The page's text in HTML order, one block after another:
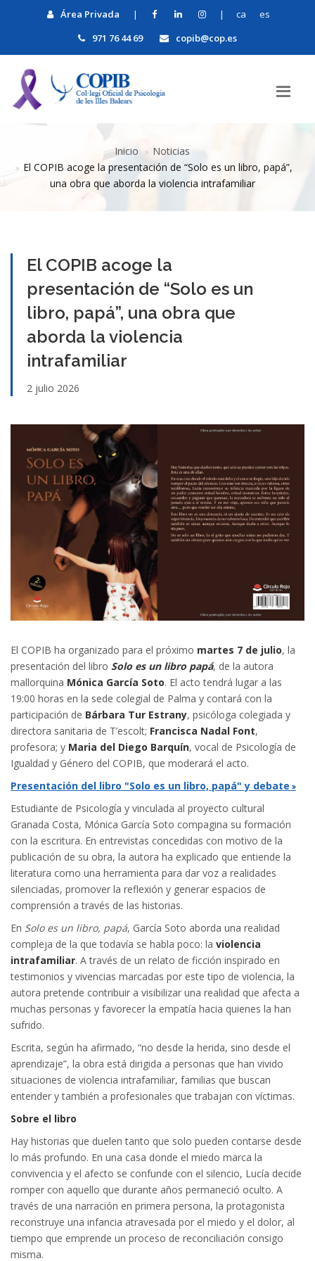
Área Privada | | ca
es
971 76 44 69
copib@cop.es
Inicio
Noticias
​El COPIB acoge la presentación de “Solo es un libro, papá”,
una obra que aborda la violencia intrafamiliar
​El COPIB acoge la
presentación de “Solo es un
libro, papá”, una obra que
aborda la violencia
intrafamiliar
2 julio 2026
El COPIB ha organizado para el próximo martes 7 de julio, la
presentación del libro Solo es un libro papá, de la autora
mallorquina Mónica García Soto. El acto tendrá lugar a las
19:00 horas en la sede colegial de Palma y contará con la
participación de Bárbara Tur Estrany, psicóloga colegiada y
directora sanitaria de T’escolt; Francisca Nadal Font,
profesora; y Maria del Diego Barquín, vocal de Psicología de
Igualdad y Género del COPIB, que moderará el acto.
Presentación del libro "Solo es un libro, papá" y debate
Estudiante de Psicología y vinculada al proyecto cultural
Granada Costa, Mónica García Soto compagina su formación
con la escritura. En entrevistas concedidas con motivo de la
publicación de su obra, la autora ha explicado que entiende la
literatura como una herramienta para dar voz a realidades
silenciadas, promover la reflexión y generar espacios de
comprensión a través de las historias.
En Solo es un libro, papá, García Soto aborda una realidad
compleja de la que todavía se habla poco: la violencia
intrafamiliar. A través de un relato de ficción inspirado en
testimonios y vivencias marcadas por este tipo de violencia, la
autora pretende contribuir a visibilizar una realidad que afecta a
muchas personas y favorecer la empatía hacia quienes la han
sufrido.
Escrita, según ha afirmado, “no desde la herida, sino desde el
aprendizaje”, la obra está dirigida a personas que han vivido
situaciones de violencia intrafamiliar, familias que buscan
entender y también a profesionales que trabajan con víctimas.
Sobre el libro
Hay historias que duelen tanto que solo pueden contarse desde
lo más profundo. En una casa donde el miedo marca la
convivencia y el afecto se confunde con el silencio, Lucía decide
romper con aquello que durante años permaneció oculto. A
través de una narración en primera persona, la protagonista
reconstruye una infancia atravesada por el miedo y el dolor, al
tiempo que emprende un proceso de reconciliación consigo
misma.